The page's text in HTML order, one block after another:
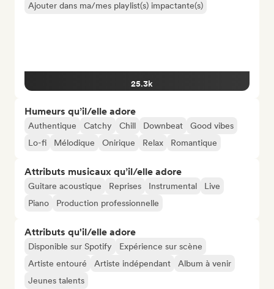
Ajouter dans ma/mes playlist(s) impactante(s)
25.3k
Humeurs qu’il/elle adore
Authentique Catchy Chill Downbeat
Good vibes
Lo-fi
Mélodique Onirique Relax Romantique
Attributs musicaux qu’il/elle adore
Guitare acoustique Reprises Instrumental
Live
Piano
Production professionnelle
Attributs qu'il/elle adore
Disponible sur Spotify
Expérience sur scène
Artiste entouré
Artiste indépendant
Album à venir
Jeunes talents